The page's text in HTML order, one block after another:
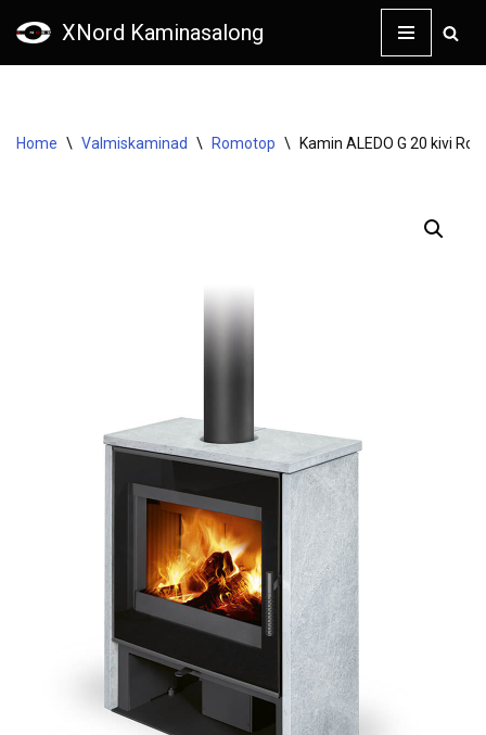
XNord Kaminasalong
Home \ Valmiskaminad \ Romotop \ Kamin ALEDO G 20 kivi